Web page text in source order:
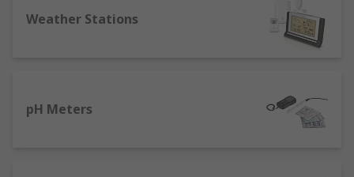
Weather Stations
pH Meters